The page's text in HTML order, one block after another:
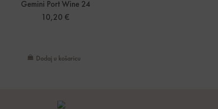
Gemini Port Wine 24
10,20 €
Dodaj u košaricu